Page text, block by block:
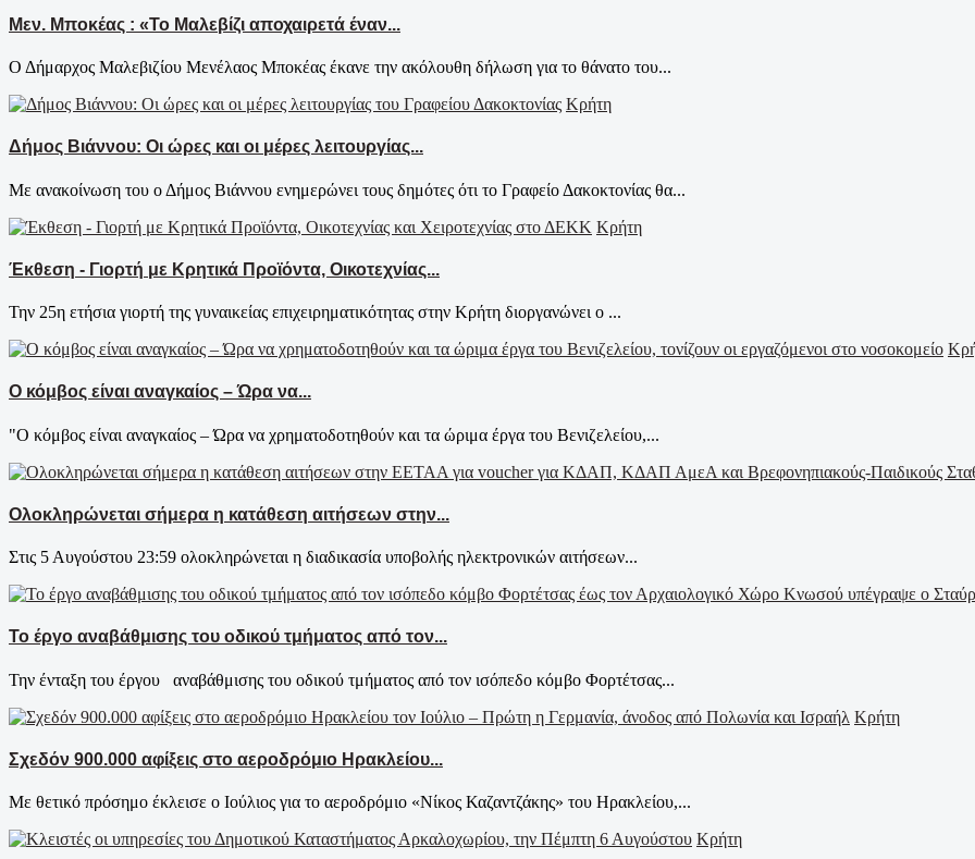
Μεν. Μποκέας : «Το Μαλεβίζι αποχαιρετά έναν...
Ο Δήμαρχος Μαλεβιζίου Μενέλαος Μποκέας έκανε την ακόλουθη δήλωση για το θάνατο του...
Κρήτη
Δήμος Βιάννου: Οι ώρες και οι μέρες λειτουργίας...
Με ανακοίνωση του ο Δήμος Βιάννου ενημερώνει τους δημότες ότι το Γραφείο Δακοκτονίας θα...
Κρήτη
Έκθεση - Γιορτή με Κρητικά Προϊόντα, Οικοτεχνίας...
Την 25η ετήσια γιορτή της γυναικείας επιχειρηματικότητας στην Κρήτη διοργανώνει ο ...
Ο κόμβος είναι αναγκαίος – Ώρα να...
"Ο κόμβος είναι αναγκαίος – Ώρα να χρηματοδοτηθούν και τα ώριμα έργα του Βενιζελείου,...
Ολοκληρώνεται σήμερα η κατάθεση αιτήσεων στην...
Στις 5 Αυγούστου 23:59 ολοκληρώνεται η διαδικασία υποβολής ηλεκτρονικών αιτήσεων...
Το έργο αναβάθμισης του οδικού τμήματος από τον...
Την ένταξη του έργου αναβάθμισης του οδικού τμήματος από τον ισόπεδο κόμβο Φορτέτσας...
Κρήτη
Σχεδόν 900.000 αφίξεις στο αεροδρόμιο Ηρακλείου...
Με θετικό πρόσημο έκλεισε ο Ιούλιος για το αεροδρόμιο «Νίκος Καζαντζάκης» του Ηρακλείου,...
Κρήτη